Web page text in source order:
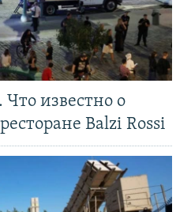
известно о
Balzi Rossi